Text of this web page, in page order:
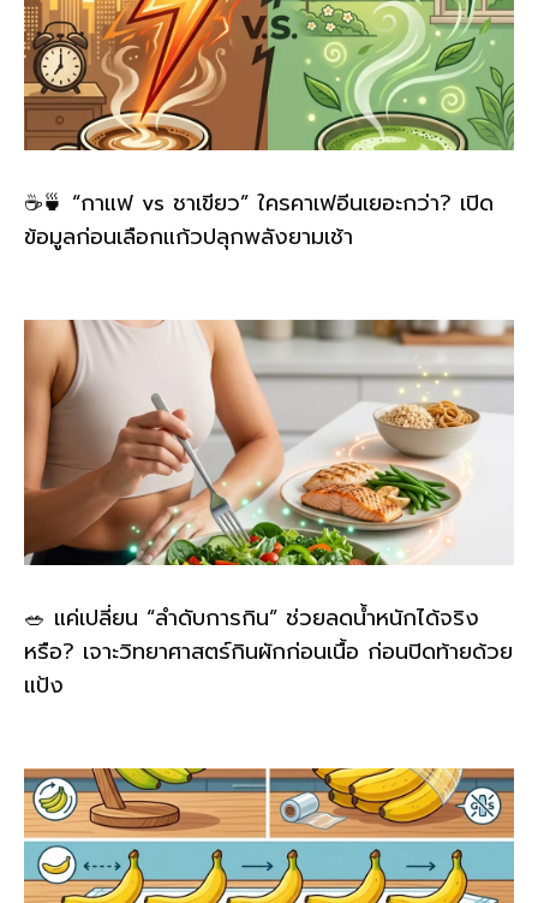
☕🍵 “กาแฟ vs ชาเขียว” ใครคาเฟอีนเยอะกว่า? เปิด
ข้อมูลก่อนเลือกแก้วปลุกพลังยามเช้า
🥗 แค่เปลี่ยน “ลำดับการกิน” ช่วยลดน้ำหนักได้จริง
หรือ? เจาะวิทยาศาสตร์กินผักก่อนเนื้อ ก่อนปิดท้ายด้วย
แป้ง